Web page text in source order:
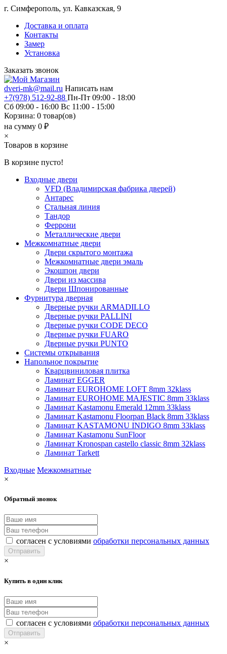
г. Симферополь, ул. Кавказская, 9
Доставка и оплата
Контакты
Замер
Установка
Заказать звонок
dveri-mk@mail.ru Написать нам
+7(978) 512-92-88 Пн-Пт 09:00 - 18:00
Сб 09:00 - 16:00 Вс 11:00 - 15:00
Корзина: 0 товар(ов)
на сумму 0 ₽
×
Товаров в корзине
В корзине пусто!
Входные двери
VFD (Владимирская фабрика дверей)
Антарес
Стальная линия
Тандор
Феррони
Металлические двери
Межкомнатные двери
Двери скрытого монтажа
Межкомнатные двери эмаль
Экошпон двери
Двери из массива
Двери Шпонированные
Фурнитура дверная
Дверные ручки ARMADILLO
Дверные ручки PALLINI
Дверные ручки CODE DECO
Дверные ручки FUARO
Дверные ручки PUNTO
Системы открывания
Напольное покрытие
Кварцвиниловая плитка
Ламинат EGGER
Ламинат EUROHOME LOFT 8mm 32klass
Ламинат EUROHOME MAJESTIC 8mm 33klass
Ламинат Kastamonu Emerald 12mm 33klass
Ламинат Kastamonu Floorpan Black 8mm 33klass
Ламинат KASTAMONU INDIGO 8mm 33klass
Ламинат Kastamonu SunFloor
Ламинат Kronospan castello classic 8mm 32klass
Ламинат Tarkett
Входные Межкомнатные
×
Обратный звонок
согласен с условиями обработки персональных данных
×
Купить в один клик
согласен с условиями обработки персональных данных
×